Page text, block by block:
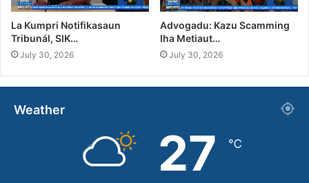
La Kumpri Notifikasaun
Tribunál, SIK…
July 30, 2026
Advogadu: Kazu Scamming
Iha Metiaut…
July 30, 2026
Weather
27 ℃